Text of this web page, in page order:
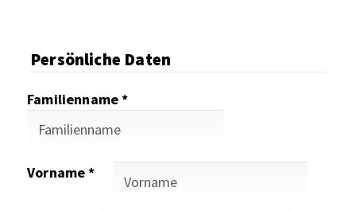
Persönliche Daten
Familienname *
Vorname *